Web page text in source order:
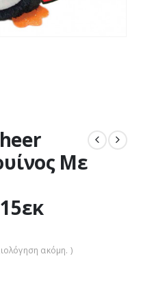
Με
ακόμη. )